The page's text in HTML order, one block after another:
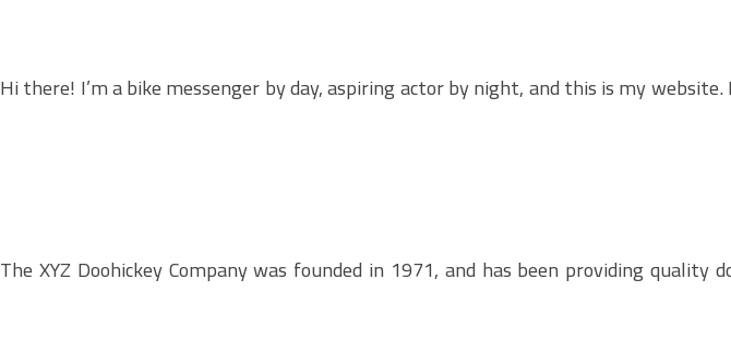
Hi there! I’m a bike messenger by day, aspiring actor by night, and this is my
The XYZ Doohickey Company was founded in 1971, and has been providing